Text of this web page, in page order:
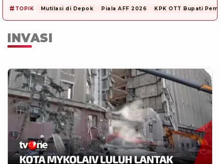
# TOPIK Mutilasi di Depok Piala AFF 2026 KPK OTT Bupati
INVASI